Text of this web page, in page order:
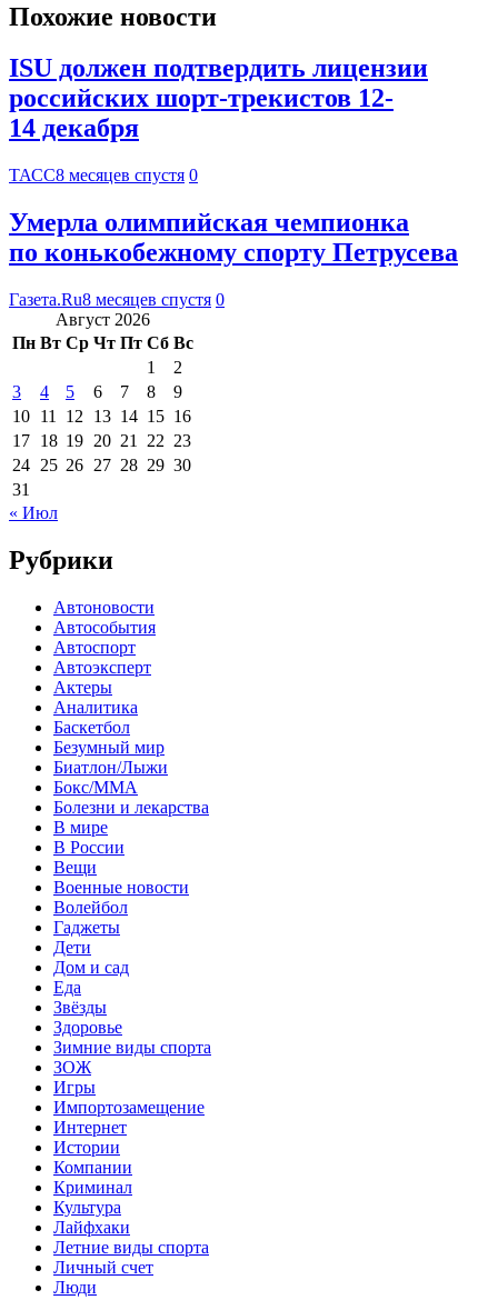
Похожие новости
ISU должен подтвердить лицензии
российских шорт-трекистов 12-
14 декабря
ТАСС8 месяцев спустя 0
Умерла олимпийская чемпионка
по конькобежному спорту Петрусева
Газета.Ru8 месяцев спустя 0
Август 2026
Пн Вт Ср Чт Пт Сб Вс
1
2
3
4 5 6 7 8
9
10 11 12 13 14 15 16
17 18 19 20 21 22 23
24 25 26 27 28 29 30
31
« Июл
Рубрики
Автоновости
Автособытия
Автоспорт
Автоэксперт
Актеры
Аналитика
Баскетбол
Безумный мир
Биатлон/Лыжи
Бокс/MMA
Болезни и лекарства
В мире
В России
Вещи
Военные новости
Волейбол
Гаджеты
Дети
Дом и сад
Еда
Звёзды
Здоровье
Зимние виды спорта
ЗОЖ
Игры
Импортозамещение
Интернет
Истории
Компании
Криминал
Культура
Лайфхаки
Летние виды спорта
Личный счет
Люди